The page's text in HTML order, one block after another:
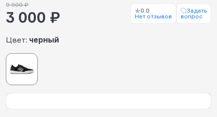
Цвет: черный
9 900 ₽
3 000 ₽
0.0
Нет отзывов
Задать
вопрос